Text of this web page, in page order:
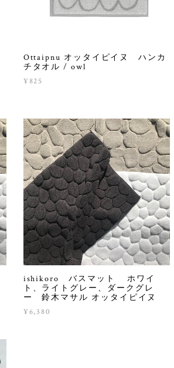
Ottaipnu オッタイピイヌ ハンカ
チタオル / owl
¥825
ishikoro バスマット ホワイ
ト、ライトグレー、ダークグレ
ー 鈴木マサル オッタイピイヌ
¥6,380